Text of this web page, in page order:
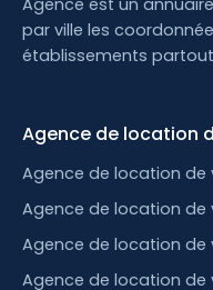
Agence est un
par ville les
établissements partout
Agence de location
Agence de location de
Agence de location de
Agence de location de
Agence de location de